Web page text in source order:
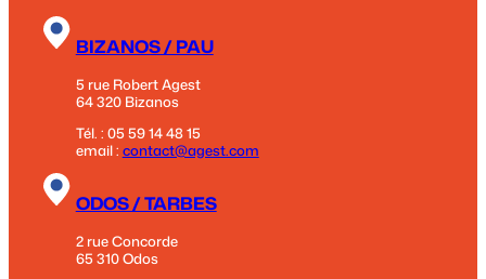
BIZANOS / PAU
5 rue Robert Agest
64 320 Bizanos
Tél. : 05 59 14 48 15
email : contact@agest.com
ODOS / TARBES
2 rue Concorde
65 310 Odos